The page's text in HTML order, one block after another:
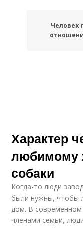
Человек
Характер
любимому
собаки
Когда-то люди
были нужны, чтобы
дом. В
членами семьи,